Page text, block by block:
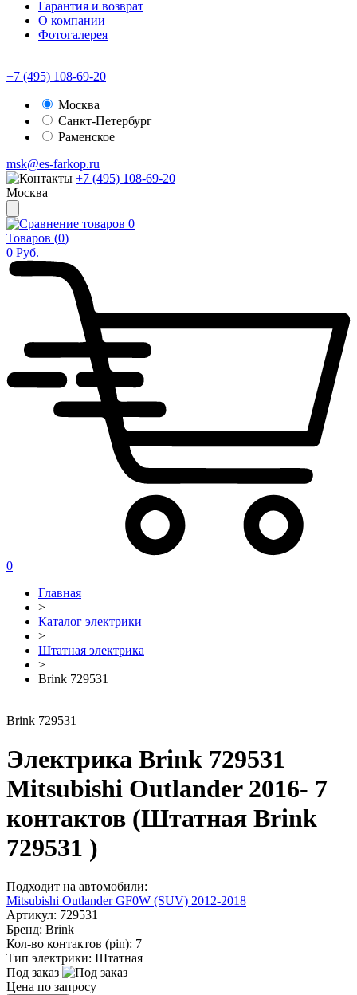
Гарантия и возврат
О компании
Фотогалерея
+7 (495) 108-69-20
Москва
Санкт-Петербург
Раменское
msk@es-farkop.ru
+7 (495) 108-69-20
Москва
0
Товаров (0)
0 Руб.
0
Главная
>
Каталог электрики
>
Штатная электрика
>
Brink 729531
Brink 729531
Электрика Brink 729531
Mitsubishi Outlander 2016- 7
контактов (Штатная Brink
729531 )
Подходит на автомобили:
Mitsubishi Outlander GF0W (SUV) 2012-2018
Артикул: 729531
Бренд: Brink
Кол-во контактов (pin): 7
Тип электрики: Штатная
Под заказ
Цена по запросу